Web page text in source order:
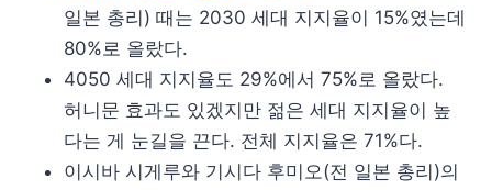
일본 총리) 때는 2030 세대 지지율이 15%였는데
80%로 올랐다.
4050 세대 지지율도 29%에서 75%로 올랐다.
허니문 효과도 있겠지만 젊은 세대 지지율이 높
다는 게 눈길을 끈다. 전체 지지율은 71%다.
이시바 시게루와 기시다 후미오(전 일본 총리)의